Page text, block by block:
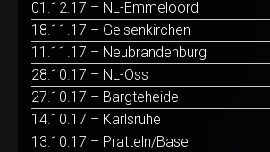
01.12.17 – NL-Emmeloord
18.11.17 – Gelsenkirchen
11.11.17 – Neubrandenburg
28.10.17 – NL-Oss
27.10.17 – Bargteheide
14.10.17 – Karlsruhe
13.10.17 – Pratteln/Basel